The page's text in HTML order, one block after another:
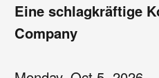
Eine schlagkräftige
Company